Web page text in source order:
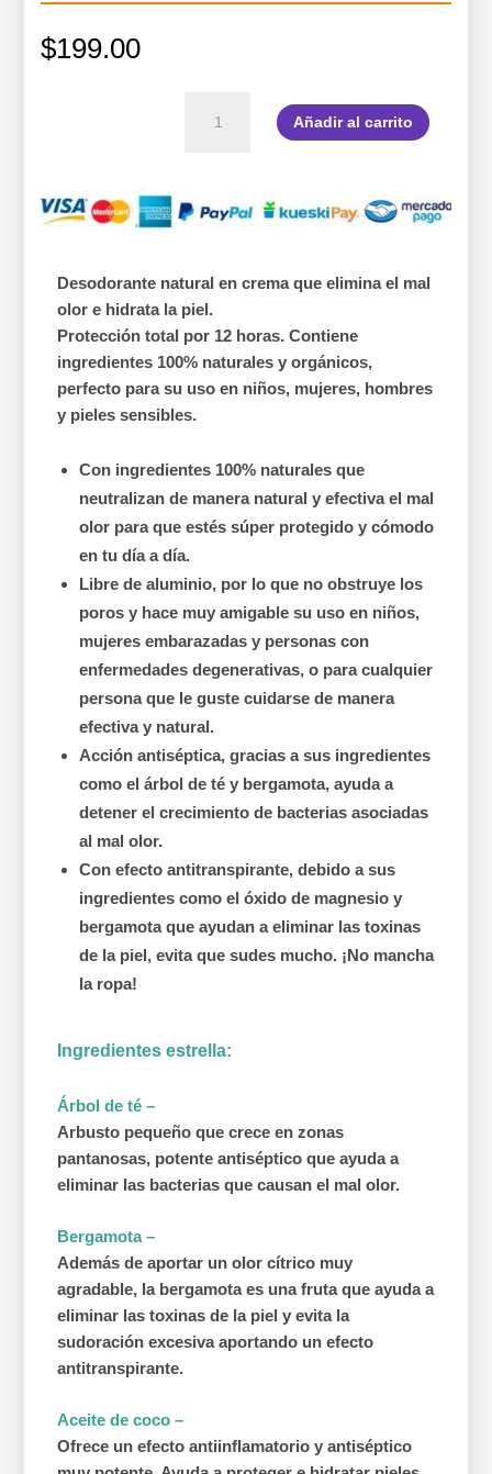
$199.00
Pack,
c/u
cantidad
Añadir al carrito
Desodorante natural en crema que elimina el mal
olor e hidrata la piel.
Protección total por 12 horas. Contiene
ingredientes 100% naturales y orgánicos,
perfecto para su uso en niños, mujeres, hombres
y pieles sensibles.
Con ingredientes 100% naturales que
neutralizan de manera natural y efectiva el mal
olor para que estés súper protegido y cómodo
en tu día a día.
Libre de aluminio, por lo que no obstruye los
poros y hace muy amigable su uso en niños,
mujeres embarazadas y personas con
enfermedades degenerativas, o para cualquier
persona que le guste cuidarse de manera
efectiva y natural.
Acción antiséptica, gracias a sus ingredientes
como el árbol de té y bergamota, ayuda a
detener el crecimiento de bacterias asociadas
al mal olor.
Con efecto antitranspirante, debido a sus
ingredientes como el óxido de magnesio y
bergamota que ayudan a eliminar las toxinas
de la piel, evita que sudes mucho. ¡No mancha
la ropa!
Ingredientes estrella:
Árbol de té –
Arbusto pequeño que crece en zonas
pantanosas, potente antiséptico que ayuda a
eliminar las bacterias que causan el mal olor.
Bergamota –
Además de aportar un olor cítrico muy
agradable, la bergamota es una fruta que ayuda a
eliminar las toxinas de la piel y evita la
sudoración excesiva aportando un efecto
antitranspirante.
Aceite de coco –
Ofrece un efecto antiinflamatorio y antiséptico